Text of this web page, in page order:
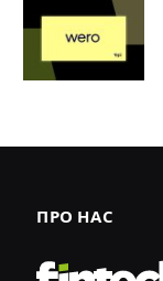
ПРО НАС